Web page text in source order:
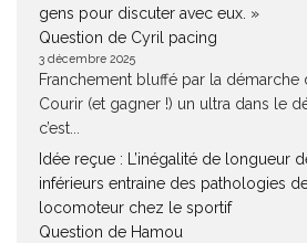
gens pour discuter avec eux. »
Question de Cyril pacing
3 décembre 2025
Franchement bluffé par la démarche
Courir (et gagner !) un ultra dans le
c’est...
Idée reçue : L’inégalité de longueur
inférieurs entraine des pathologies
locomoteur chez le sportif
Question de Hamou